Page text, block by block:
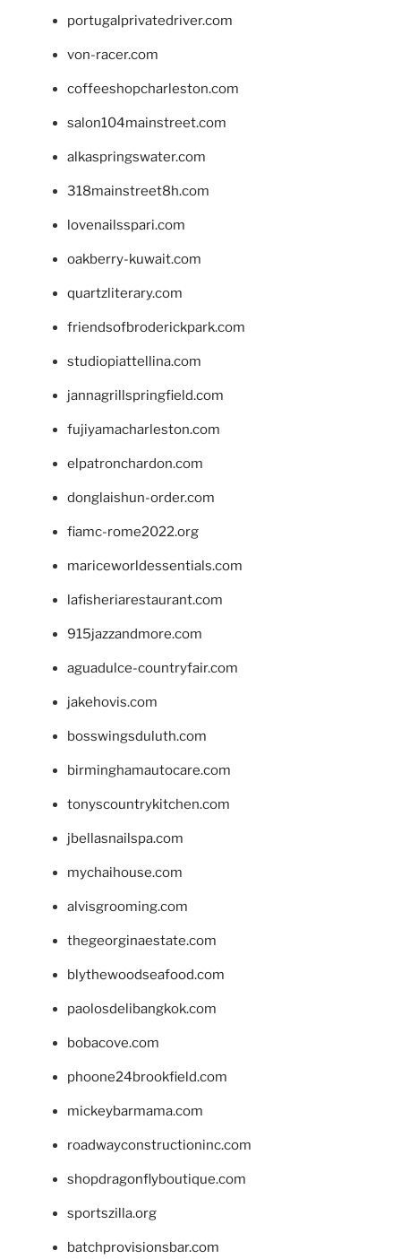
portugalprivatedriver.com
von-racer.com
coffeeshopcharleston.com
salon104mainstreet.com
alkaspringswater.com
318mainstreet8h.com
lovenailsspari.com
oakberry-kuwait.com
quartzliterary.com
friendsofbroderickpark.com
studiopiattellina.com
jannagrillspringfield.com
fujiyamacharleston.com
elpatronchardon.com
donglaishun-order.com
fiamc-rome2022.org
mariceworldessentials.com
lafisheriarestaurant.com
915jazzandmore.com
aguadulce-countryfair.com
jakehovis.com
bosswingsduluth.com
birminghamautocare.com
tonyscountrykitchen.com
jbellasnailspa.com
mychaihouse.com
alvisgrooming.com
thegeorginaestate.com
blythewoodseafood.com
paolosdelibangkok.com
bobacove.com
phoone24brookfield.com
mickeybarmama.com
roadwayconstructioninc.com
shopdragonflyboutique.com
sportszilla.org
batchprovisionsbar.com